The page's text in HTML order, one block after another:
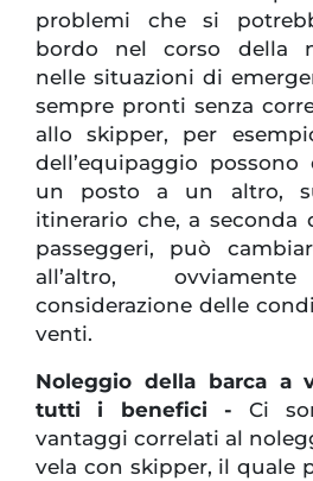
problemi che si
bordo nel corso della
nelle situazioni di
sempre pronti senza
allo skipper, per
dell’equipaggio
un posto a un altro,
itinerario che, a seconda
passeggeri, può
all’altro,
considerazione delle
venti.
Noleggio della barca a
tutti i benefici - Ci
vantaggi correlati al
vela con skipper, il quale